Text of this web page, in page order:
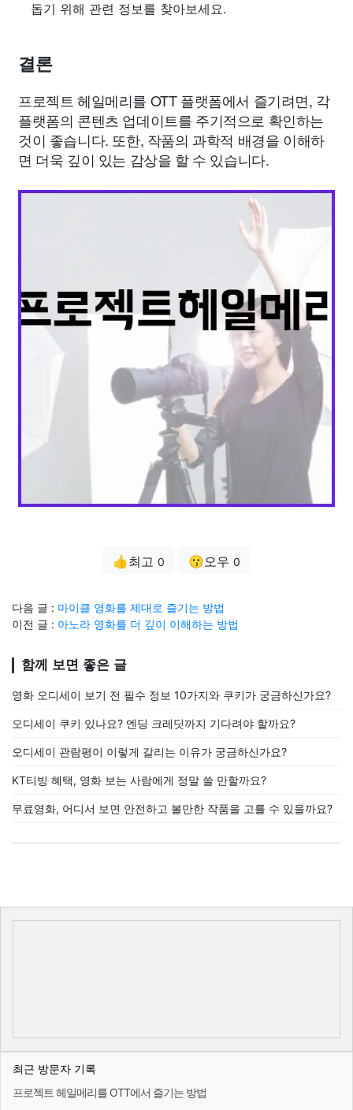
돕기 위해 관련 정보를 찾아보세요.
결론
프로젝트 헤일메리를 OTT 플랫폼에서 즐기려면, 각
플랫폼의 콘텐츠 업데이트를 주기적으로 확인하는
것이 좋습니다. 또한, 작품의 과학적 배경을 이해하
면 더욱 깊이 있는 감상을 할 수 있습니다.
👍최고 0 😗오우 0
다음 글 : 마이클 영화를 제대로 즐기는 방법
이전 글 : 아노라 영화를 더 깊이 이해하는 방법
함께 보면 좋은 글
영화 오디세이 보기 전 필수 정보 10가지와 쿠키가 궁금하신가요?
오디세이 쿠키 있나요? 엔딩 크레딧까지 기다려야 할까요?
오디세이 관람평이 이렇게 갈리는 이유가 궁금하신가요?
KT티빙 혜택, 영화 보는 사람에게 정말 쓸 만할까요?
무료영화, 어디서 보면 안전하고 볼만한 작품을 고를 수 있을까요?
최근 방문자 기록
프로젝트 헤일메리를 OTT에서 즐기는 방법